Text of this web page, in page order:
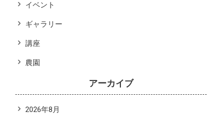
イベント
ギャラリー
講座
農園
アーカイブ
2026年8月